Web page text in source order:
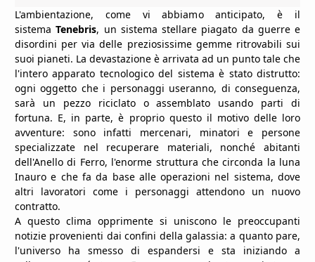
L'ambientazione, come vi abbiamo anticipato, è il
sistemaTenebris, un sistema stellare piagato da guerre e
disordini per via delle preziosissime gemme ritrovabili sui
suoi pianeti. La devastazione è arrivata ad un punto tale che
l'intero apparato tecnologico del sistema è stato distrutto:
ogni oggetto che i personaggi useranno, di conseguenza,
sarà un pezzo riciclato o assemblato usando parti di
fortuna. E, in parte, è proprio questo il motivo delle loro
avventure: sono infatti mercenari, minatori e persone
specializzate nel recuperare materiali, nonché abitanti
dell'Anello di Ferro, l'enorme struttura che circonda la luna
Inauro e che fa da base alle operazioni nel sistema, dove
altri lavoratori come i personaggi attendono un nuovo
contratto.
A questo clima opprimente si uniscono le preoccupanti
notizie provenienti dai confini della galassia: a quanto pare,
l'universo ha smesso di espandersi e sta iniziando a